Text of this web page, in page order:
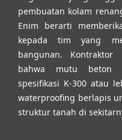
pembuatan kolam
Enim berarti
kepada tim yang
bangunan. Kontraktor
bahwa mutu beton
spesifikasi K-300 atau
waterproofing berlapis
struktur tanah di